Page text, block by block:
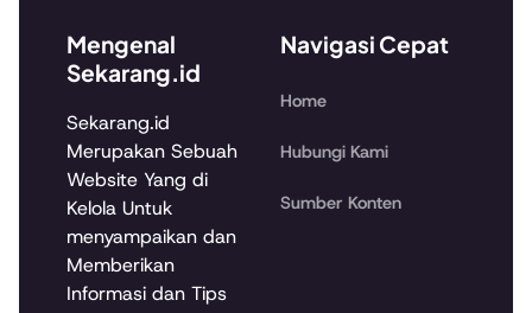
Mengenal
Sekarang.id
Sekarang.id
Merupakan Sebuah
Website Yang di
Kelola Untuk
menyampaikan dan
Memberikan
Informasi dan Tips
Navigasi Cepat
Home
Hubungi Kami
Sumber Konten